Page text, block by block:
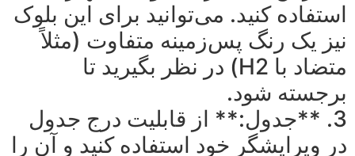
استفاده کنید. می‌توانید برای این بلوک
نیز یک رنگ پس‌زمینه متفاوت (مثلاً
متضاد با H2) در نظر بگیرید تا
برجسته شود.
3. **جدول:** از قابلیت درج جدول
در ویرایشگر خود استفاده کنید و آن را